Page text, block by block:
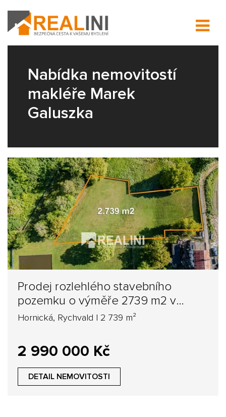
Nabídka nemovitostí
makléře Marek
Galuszka
Prodej rozlehlého stavebního
pozemku o výměře 2739 m2 v
Rychvaldě
Hornická, Rychvald | 2 739 m²
2 990 000 Kč
DETAIL NEMOVITOSTI